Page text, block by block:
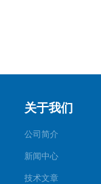
关于我们
公司简介
新闻中心
技术文章